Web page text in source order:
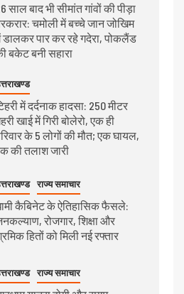
साल बाद भी सीमांत गांवों की पीड़ा
चमोली में बच्चे जान जोखिम
डालकर पार कर रहे गदेरा, पोकलैंड
बकेट बनी सहारा
में दर्दनाक हादसा: 250 मीटर
खाई में गिरी बोलेरो, एक ही
के 5 लोगों की मौत; एक घायल,
की तलाश जारी
राज्य समाचार
कैबिनेट के ऐतिहासिक फैसले:
रोजगार, शिक्षा और
हितों को मिली नई रफ्तार
राज्य समाचार